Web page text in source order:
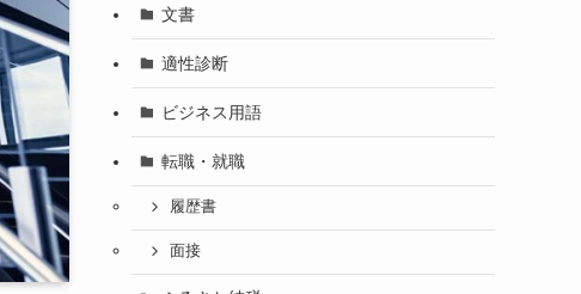
文書
適性診断
ビジネス用語
転職・就職
履歴書
面接